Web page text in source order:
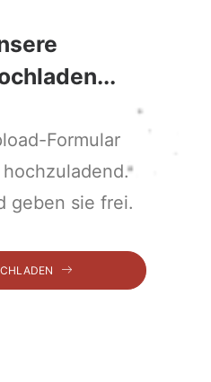
Formular
geben sie frei.